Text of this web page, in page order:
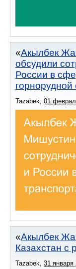
Акылбек
обсудили
России в
горнорудной
Tazabek, 01
Акылбек
Казахстан с
Tazabek 31 января